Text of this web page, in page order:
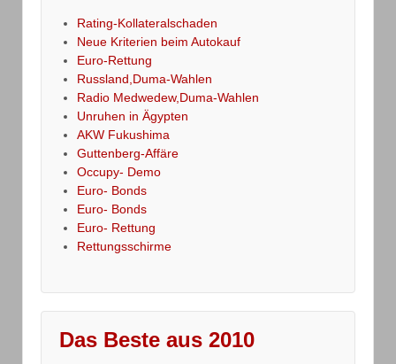
Rating-Kollateralschaden
Neue Kriterien beim Autokauf
Euro-Rettung
Russland,Duma-Wahlen
Radio Medwedew,Duma-Wahlen
Unruhen in Ägypten
AKW Fukushima
Guttenberg-Affäre
Occupy- Demo
Euro- Bonds
Euro- Bonds
Euro- Rettung
Rettungsschirme
Das Beste aus 2010